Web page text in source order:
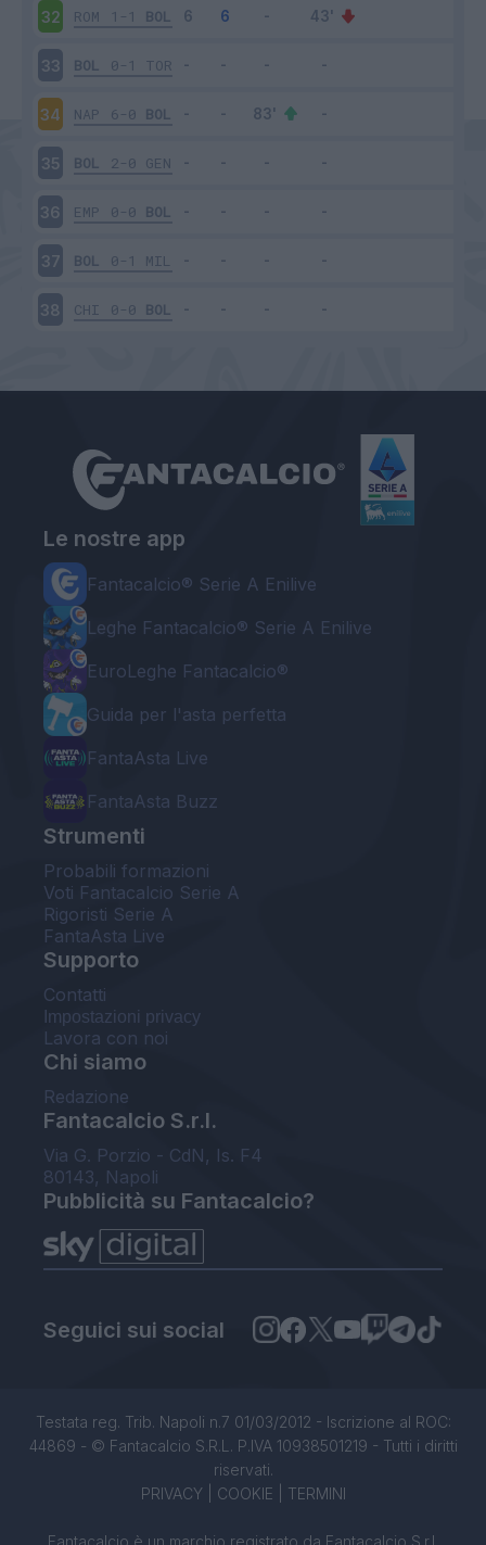
32 ROM 1-1 BOL
33 BOL 0-1 TOR
34 NAP 6-0 BOL
35 BOL 2-0 GEN
36 EMP 0-0 BOL
37 BOL 0-1 MIL
38 CHI 0-0 BOL
Le nostre app
Fantacalcio® Serie A Enilive
Leghe Fantacalcio® Serie A Enilive
EuroLeghe Fantacalcio®
Guida per l'asta perfetta
FantaAsta Live
FantaAsta Buzz
Strumenti
Probabili formazioni
Voti Fantacalcio Serie A
Rigoristi Serie A
FantaAsta Live
Supporto
Contatti
Impostazioni privacy
Lavora con noi
Chi siamo
Redazione
Fantacalcio S.r.l.
Via G. Porzio - CdN, Is. F4
80143, Napoli
Pubblicità su Fantacalcio?
Seguici sui social
Testata reg. Trib. Napoli n.7 01/03/2012 - Iscrizione al ROC:
44869 - © Fantacalcio S.R.L. P.IVA 10938501219 - Tutti i diritti
riservati.
PRIVACY| COOKIE TERMINI
Fantacalcio è un marchio registrato da Fantacalcio S.r.l.